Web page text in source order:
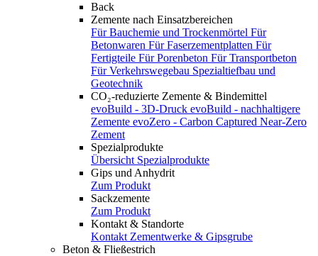
Back
Zemente nach Einsatzbereichen
Für Bauchemie und Trockenmörtel Für
Betonwaren Für Faserzementplatten Für
Fertigteile Für Porenbeton Für Transportbeton
Für Verkehrswegebau Spezialtiefbau und
Geotechnik
CO₂-reduzierte Zemente & Bindemittel
evoBuild - 3D-Druck evoBuild - nachhaltigere
Zemente evoZero - Carbon Captured Near-Zero
Zement
Spezialprodukte
Übersicht Spezialprodukte
Gips und Anhydrit
Zum Produkt
Sackzemente
Zum Produkt
Kontakt & Standorte
Kontakt Zementwerke & Gipsgrube
Beton & Fließestrich